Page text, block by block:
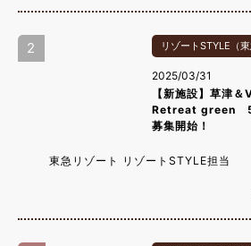
2 リゾートSTYLE（東
2025/03/31
【新施設】草津
Retreat green
募集開始！
東急リゾート リゾートSTYLE担当